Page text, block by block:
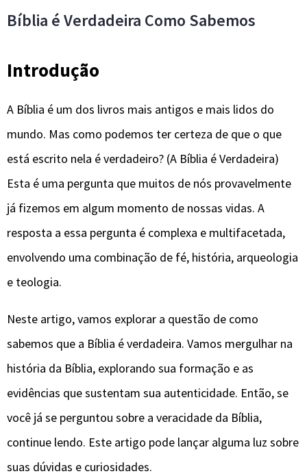
Bíblia é Verdadeira Como Sabemos
Introdução
A Bíblia é um dos livros mais antigos e mais lidos do
mundo. Mas como podemos ter certeza de que o que
está escrito nela é verdadeiro? (A Bíblia é Verdadeira)
Esta é uma pergunta que muitos de nós provavelmente
já fizemos em algum momento de nossas vidas. A
resposta a essa pergunta é complexa e multifacetada,
envolvendo uma combinação de fé, história, arqueologia
e teologia.
Neste artigo, vamos explorar a questão de como
sabemos que a Bíblia é verdadeira. Vamos mergulhar na
história da Bíblia, explorando sua formação e as
evidências que sustentam sua autenticidade. Então, se
você já se perguntou sobre a veracidade da Bíblia,
continue lendo. Este artigo pode lançar alguma luz sobre
suas dúvidas e curiosidades.